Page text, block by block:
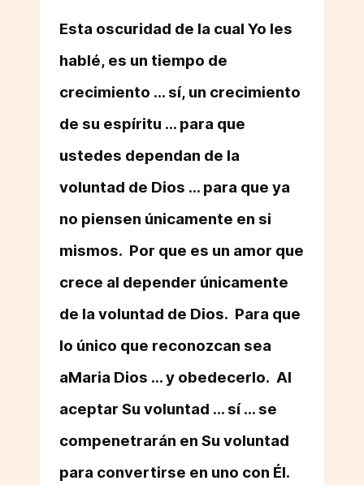
Esta oscuridad de la cual Yo les
hablé, es un tiempo de
crecimiento ... sí, un crecimiento
de su espíritu ... para que
ustedes dependan de la
voluntad de Dios ... para que ya
no piensen únicamente en si
mismos. Por que es un amor que
crece al depender únicamente
de la voluntad de Dios. Para que
lo único que reconozcan sea
aMaria Dios ... y obedecerlo. Al
aceptar Su voluntad ... sí ... se
compenetrarán en Su voluntad
para convertirse en uno con Él.